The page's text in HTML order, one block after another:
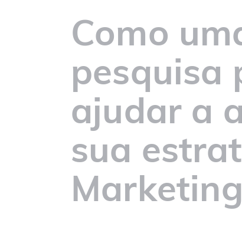
Como
pesquisa
ajudar a
sua